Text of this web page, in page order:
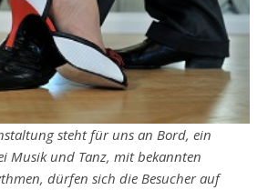
steht für uns an Bord, ein
Musik und Tanz, mit bekannten
dürfen sich die Besucher auf